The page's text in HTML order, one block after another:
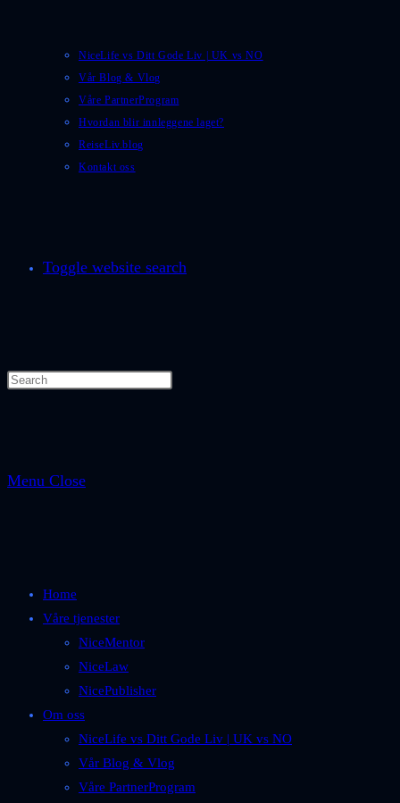
NiceLife vs Ditt Gode Liv | UK vs NO
Vår Blog & Vlog
Våre PartnerProgram
Hvordan blir innleggene laget?
ReiseLiv.blog
Kontakt oss
Toggle website search
Menu Close
Home
Våre tjenester
NiceMentor
NiceLaw
NicePublisher
Om oss
NiceLife vs Ditt Gode Liv | UK vs NO
Vår Blog & Vlog
Våre PartnerProgram